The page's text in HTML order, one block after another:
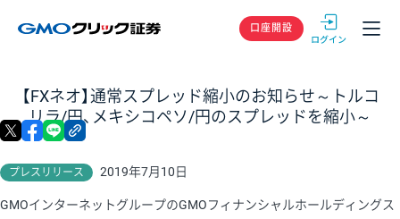
GMOクリック
口座開設
【FXネオ】通常スプレッド縮小のお知らせ～トルコ
リラ/円、メキシコペソ/円のスプレッドを縮小～
プレスリリース 2019年7月10日
X facebook
GMOインターネットグループのGMOフィナンシャルホールディングス